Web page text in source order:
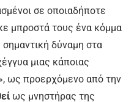
σε οποιαδήποτε
μπροστά τους ένα κόμμα
δύναμη στα
μιας κάποιας
ως προερχόμενο από την
ως μνηστήρας της